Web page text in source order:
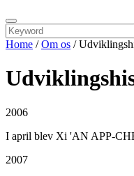
Home /Om os /
2006
I april blev Xi 'AN APP-
2007